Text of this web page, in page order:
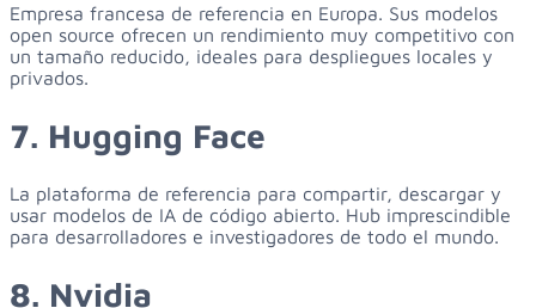
Empresa francesa de referencia en Europa. Sus modelos
open source ofrecen un rendimiento muy competitivo con
un tamaño reducido, ideales para despliegues locales y
privados.
7. Hugging Face
La plataforma de referencia para compartir, descargar y
usar modelos de IA de código abierto. Hub imprescindible
para desarrolladores e investigadores de todo el mundo.
8. Nvidia